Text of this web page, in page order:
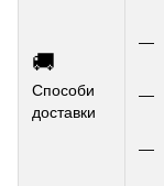
🚚
Способи
доставки